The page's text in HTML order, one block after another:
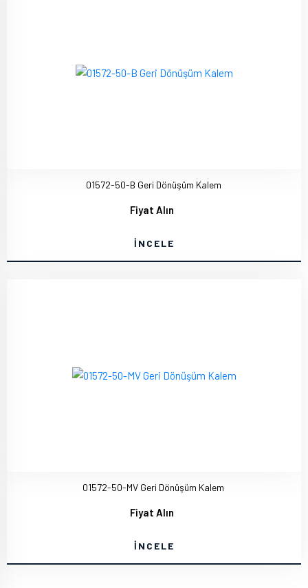
01572-50-B Geri Dönüşüm Kalem
Fiyat Alın
İNCELE
01572-50-MV Geri Dönüşüm Kalem
Fiyat Alın
İNCELE